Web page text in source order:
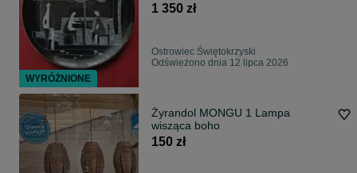
1 350 zł
Ostrowiec Świętokrzyski
Odświeżono dnia 12 lipca 2026
Żyrandol MONGU 1 Lampa
wisząca boho
150 zł
WYRÓŻNIONE